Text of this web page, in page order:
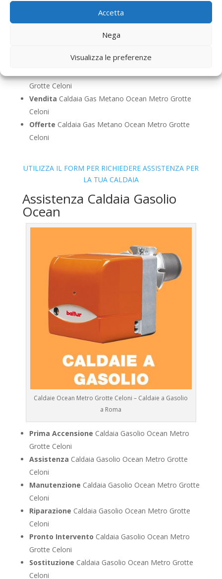
Accetta
Nega
Visualizza le preferenze
PuliziaCaldaia Gas Metano Ocean Metro Grotte
Grotte Celoni
Grotte Celoni
Vendita Caldaia Gas Metano Ocean Metro Grotte
Celoni
Offerte Caldaia Gas Metano Ocean Metro Grotte
Celoni
UTILIZZA IL FORM PER RICHIEDERE ASSISTENZA PER
LA TUA CALDAIA
Assistenza Caldaia Gasolio
Ocean
Caldaie Ocean Metro Grotte Celoni – Caldaie a Gasolio
a Roma
Prima Accensione Caldaia Gasolio Ocean Metro
Grotte Celoni
Assistenza Caldaia Gasolio Ocean Metro Grotte
Celoni
Manutenzione Caldaia Gasolio Ocean Metro Grotte
Celoni
Riparazione Caldaia Gasolio Ocean Metro Grotte
Celoni
Pronto Intervento Caldaia Gasolio Ocean Metro
Grotte Celoni
Sostituzione Caldaia Gasolio Ocean Metro Grotte
Celoni